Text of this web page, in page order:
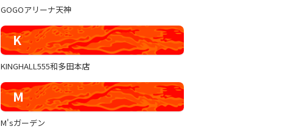
GOGOアリーナ天神
K
KINGHALL555和多田本店
M
M'sガーデン